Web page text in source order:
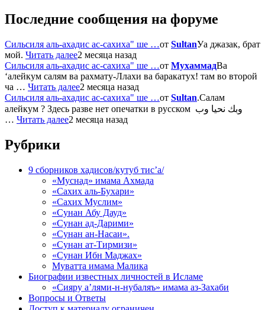
Последние сообщения на форуме
Сильсиля аль-ахадис ас-сахиха" ше …от SultanУа джазак, брат
мой. Читать далее2 месяца назад
Сильсиля аль-ахадис ас-сахиха" ше …от МухаммадВа
‘алейкум салям ва рахмату-Ллахи ва баракатух! там во второй
ча … Читать далее2 месяца назад
Сильсиля аль-ахадис ас-сахиха" ше …от Sultan.Салам
алейкум ? Здесь разве нет опечатки в русском وبك نحيا وب
… Читать далее2 месяца назад
Рубрики
9 сборников хадисов/кутуб тис’а/
«Муснад» имама Ахмада
«Сахих аль-Бухари»
«Сахих Муслим»
«Сунан Абу Дауд»
«Сунан ад-Дарими»
«Сунан ан-Насаи».
«Сунан ат-Тирмизи»
«Сунан Ибн Маджах»
Муватта имама Малика
Биографии известных личностей в Исламе
«Сияру а’лями-н-нубаляъ» имама аз-Захаби
Вопросы и Ответы